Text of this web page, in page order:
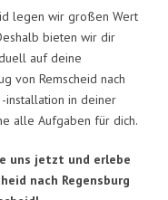
legen wir großen Wert
bieten wir dir
auf deine
von Remscheid nach
installation in deiner
alle Aufgaben für dich.
uns jetzt und erlebe
nach Regensburg